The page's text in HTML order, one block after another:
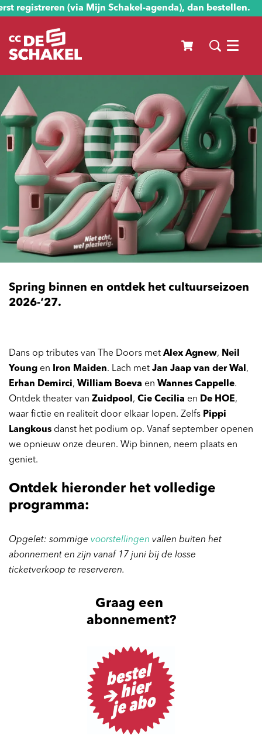
registreren (via Mijn Schakel-agenda), dan bestellen.
Menu
Spring binnen en ontdek het cultuurseizoen
2026-‘27.
Dans op tributes van The Doors met Alex Agnew, Neil
Young en Iron Maiden. Lach met Jan Jaap van der Wal ,
Erhan Demirci, William Boeva en Wannes Cappelle.
Ontdek theater van Zuidpool , Cie Cecilia en De HOE,
waar fictie en realiteit door elkaar lopen. Zelfs Pippi
Langkous danst het podium op. Vanaf september openen
we opnieuw onze deuren. Wip binnen, neem plaats en
geniet.
Ontdek hieronder het volledige
programma:
Opgelet: sommige voorstellingen vallen buiten het
abonnement en zijn vanaf 17 juni bij de losse
ticketverkoop te reserveren.
Graag een
abonnement?